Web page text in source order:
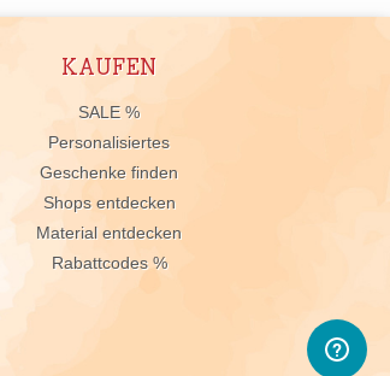
KAUFEN
SALE %
Personalisiertes
Geschenke finden
Shops entdecken
Material entdecken
Rabattcodes %